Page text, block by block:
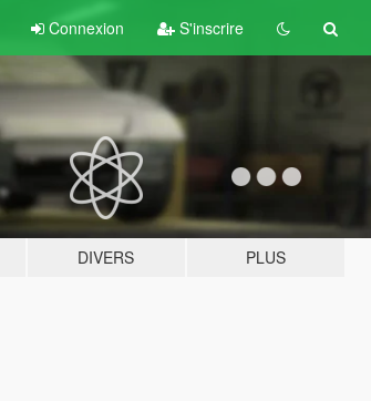
Connexion S'inscrire
DIVERS PLUS